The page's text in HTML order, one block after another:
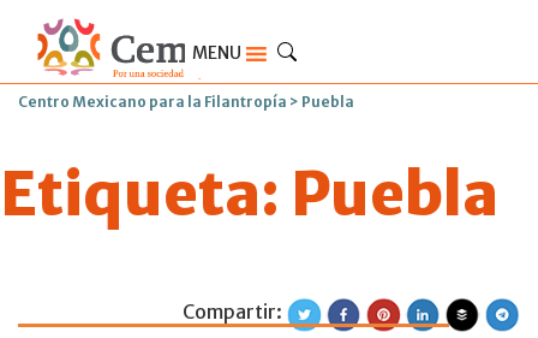
MENU
Centro Mexicano para la Filantropía > Puebla
Etiqueta: Puebla
Compartir: